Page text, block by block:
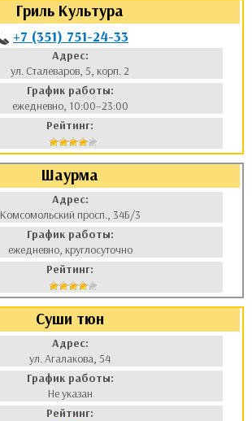
Гриль Культура
+7 (351) 751-24-33
Адрес:
ул. Сталеваров, 5, корп. 2
График работы:
ежедневно, 10:00–23:00
Рейтинг:
Шаурма
Адрес:
Комсомольский просп., 34Б/3
График работы:
ежедневно, круглосуточно
Рейтинг:
Суши тюн
Адрес:
ул. Агалакова, 54
График работы:
Не указан
Рейтинг: